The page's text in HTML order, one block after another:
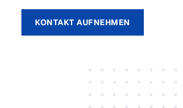
KONTAKT AUFNEHMEN